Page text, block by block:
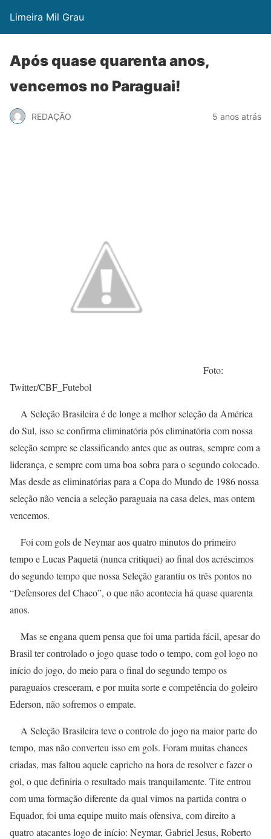
Limeira Mil Grau
Após quase quarenta anos,
vencemos no Paraguai!
REDAÇÃO 5 anos atrás
Foto:
Twitter/CBF_Futebol
A Seleção Brasileira é de longe a melhor seleção da América
do Sul, isso se confirma eliminatória pós eliminatória com nossa
seleção sempre se classificando antes que as outras, sempre com a
liderança, e sempre com uma boa sobra para o segundo colocado.
Mas desde as eliminatórias para a Copa do Mundo de 1986 nossa
seleção não vencia a seleção paraguaia na casa deles, mas ontem
vencemos.
Foi com gols de Neymar aos quatro minutos do primeiro
tempo e Lucas Paquetá (nunca critiquei) ao final dos acréscimos
do segundo tempo que nossa Seleção garantiu os três pontos no
“Defensores del Chaco”, o que não acontecia há quase quarenta
anos.
Mas se engana quem pensa que foi uma partida fácil, apesar do
Brasil ter controlado o jogo quase todo o tempo, com gol logo no
início do jogo, do meio para o final do segundo tempo os
paraguaios cresceram, e por muita sorte e competência do goleiro
Ederson, não sofremos o empate.
A Seleção Brasileira teve o controle do jogo na maior parte do
tempo, mas não converteu isso em gols. Foram muitas chances
criadas, mas faltou aquele capricho na hora de resolver e fazer o
gol, o que definiria o resultado mais tranquilamente. Tite entrou
com uma formação diferente da qual vimos na partida contra o
Equador, foi uma equipe muito mais ofensiva, com direito a
quatro atacantes logo de início: Neymar, Gabriel Jesus, Roberto